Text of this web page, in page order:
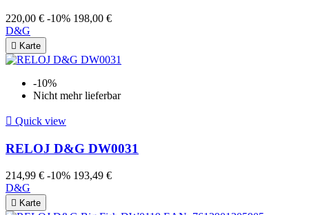
220,00 € -10% 198,00 €
D&G
 Karte
-10%
Nicht mehr lieferbar
 Quick view
RELOJ D&G DW0031
214,99 € -10% 193,49 €
D&G
 Karte